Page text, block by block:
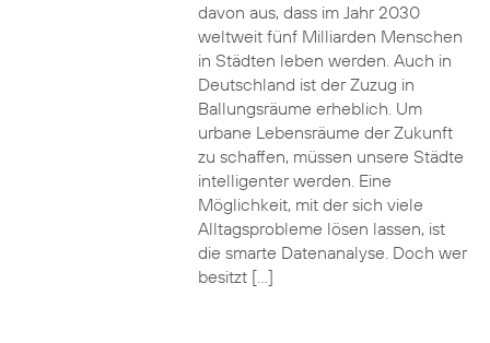
davon aus, dass im Jahr 2030
weltweit fünf Milliarden Menschen
in Städten leben werden. Auch in
Deutschland ist der Zuzug in
Ballungsräume erheblich. Um
urbane Lebensräume der Zukunft
zu schaffen, müssen unsere Städte
intelligenter werden. Eine
Möglichkeit, mit der sich viele
Alltagsprobleme lösen lassen, ist
die smarte Datenanalyse. Doch wer
besitzt […]